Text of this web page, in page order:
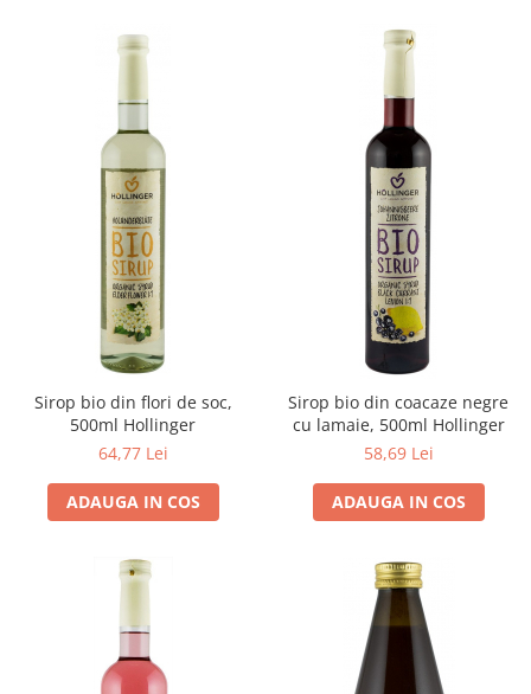
Seminte, fructe uscate, samburi
Mixuri, condimente si mirodenii
Condimente
Maioneza bio
Semipreparate
Specialitati si produse asiatice
Sirop bio din flori de soc,
500ml Hollinger
64,77 Lei
ADAUGA IN COS
Sirop bio din coacaze negre
cu lamaie, 500ml Hollinger
58,69 Lei
ADAUGA IN COS